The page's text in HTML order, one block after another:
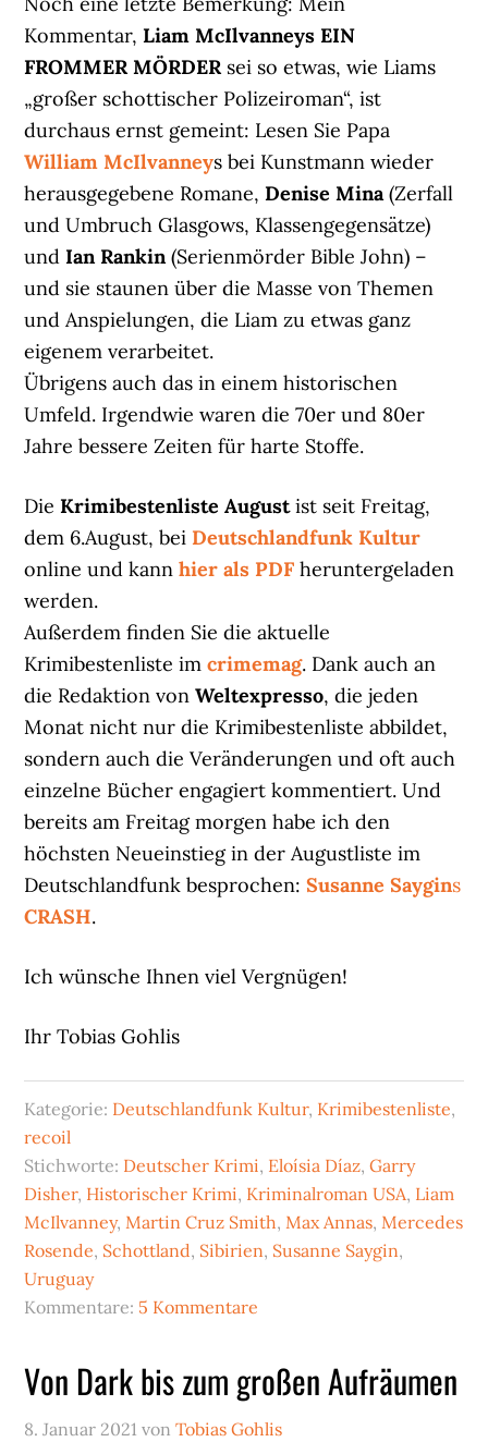
Kommentar,Liam McIlvanneys EIN
FROMMER MÖRDERsei so etwas, wie Liams
„großer schottischer Polizeiroman“, ist
durchaus ernst gemeint: Lesen Sie Papa
William McIlvanneys bei Kunstmann wieder
herausgegebene Romane,Denise Mina(Zerfall
und Umbruch Glasgows, Klassengegensätze)
undIan Rankin(Serienmörder Bible John) –
und sie staunen über die Masse von Themen
und Anspielungen, die Liam zu etwas ganz
eigenem verarbeitet.
Übrigens auch das in einem historischen
Umfeld. Irgendwie waren die 70er und 80er
Jahre bessere Zeiten für harte Stoffe.
DieKrimibestenliste Augustist seit Freitag,
dem 6.August, bei Deutschlandfunk Kultur
online und kannhier als PDF heruntergeladen
werden.
Außerdem finden Sie die aktuelle
Krimibestenliste imcrimemag. Dank auch an
die Redaktion vonWeltexpresso, die jeden
Monat nicht nur die Krimibestenliste abbildet,
sondern auch die Veränderungen und oft auch
einzelne Bücher engagiert kommentiert. Und
bereits am Freitag morgen habe ich den
höchsten Neueinstieg in der Augustliste im
Deutschlandfunk besprochen:Susanne Saygins
CRASH.
Ich wünsche Ihnen viel Vergnügen!
Ihr Tobias Gohlis
Kategorie: Deutschlandfunk Kultur, Krimibestenliste,
recoil
Stichworte: Deutscher Krimi, Eloísia Díaz,Garry
Disher, Historischer Krimi, Kriminalroman USA, Liam
McIlvanney,Martin Cruz Smith,Max Annas,Mercedes
Rosende, Schottland, Sibirien, Susanne Saygin,
Uruguay
Kommentare: 5 Kommentare
Von Dark bis zum großen Aufräumen
8. Januar 2021 vonTobias Gohlis